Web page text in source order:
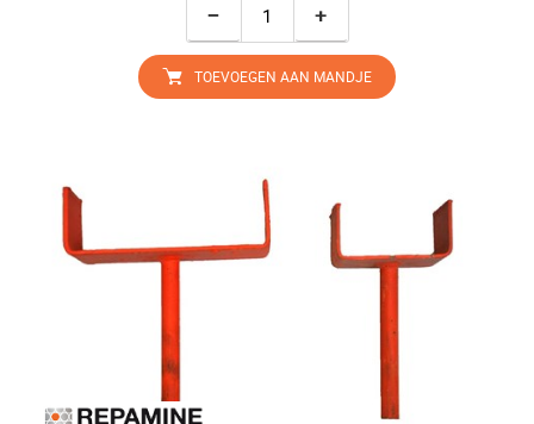
− +
TOEVOEGEN AAN MANDJE